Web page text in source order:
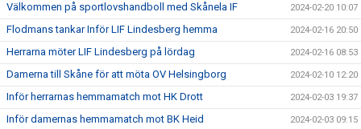
Välkommen på sportlovshandboll med Skånela IF 2024-02-20 10:07
Flodmans tankar Inför LIF Lindesberg hemma 2024-02-16 20:50
Herrarna möter LIF Lindesberg på lördag 2024-02-16 08:53
Damerna till Skåne för att möta OV Helsingborg 2024-02-10 12:20
Inför herrarnas hemmamatch mot HK Drott 2024-02-03 19:37
Inför damernas hemmamatch mot BK Heid 2024-02-03 09:15